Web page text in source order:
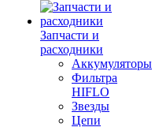
Запчасти и
расходники
Аккумуляторы
Фильтра
HIFLO
Звезды
Цепи